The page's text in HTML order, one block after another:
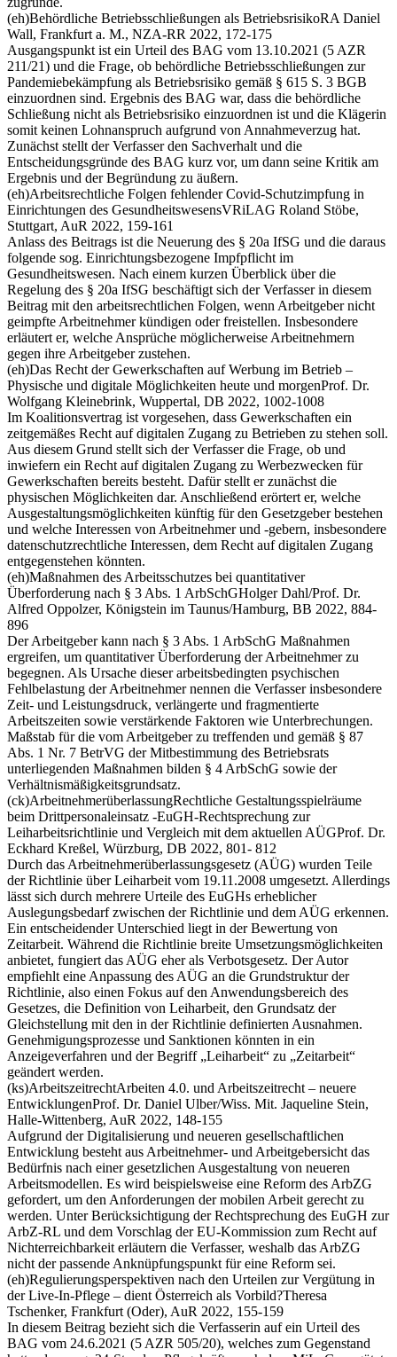
(eh)Behördliche Betriebsschließungen als BetriebsrisikoRA Daniel
Wall, Frankfurt a. M., NZA-RR 2022, 172-175
Ausgangspunkt ist ein Urteil des BAG vom 13.10.2021 (5 AZR
211/21) und die Frage, ob behördliche Betriebsschließungen zur
Pandemiebekämpfung als Betriebsrisiko gemäß § 615 S. 3 BGB
einzuordnen sind. Ergebnis des BAG war, dass die behördliche
Schließung nicht als Betriebsrisiko einzuordnen ist und die Klägerin
somit keinen Lohnanspruch aufgrund von Annahmeverzug hat.
Zunächst stellt der Verfasser den Sachverhalt und die
Entscheidungsgründe des BAG kurz vor, um dann seine Kritik am
Ergebnis und der Begründung zu äußern.
(eh)Arbeitsrechtliche Folgen fehlender Covid-Schutzimpfung in
Einrichtungen des GesundheitswesensVRiLAG Roland Stöbe,
Stuttgart, AuR 2022, 159-161
Anlass des Beitrags ist die Neuerung des § 20a IfSG und die daraus
folgende sog. Einrichtungsbezogene Impfpflicht im
Gesundheitswesen. Nach einem kurzen Überblick über die
Regelung des § 20a IfSG beschäftigt sich der Verfasser in diesem
Beitrag mit den arbeitsrechtlichen Folgen, wenn Arbeitgeber nicht
geimpfte Arbeitnehmer kündigen oder freistellen. Insbesondere
erläutert er, welche Ansprüche möglicherweise Arbeitnehmern
gegen ihre Arbeitgeber zustehen.
(eh)Das Recht der Gewerkschaften auf Werbung im Betrieb –
Physische und digitale Möglichkeiten heute und morgenProf. Dr.
Wolfgang Kleinebrink, Wuppertal, DB 2022, 1002-1008
Im Koalitionsvertrag ist vorgesehen, dass Gewerkschaften ein
zeitgemäßes Recht auf digitalen Zugang zu Betrieben zu stehen soll.
Aus diesem Grund stellt sich der Verfasser die Frage, ob und
inwiefern ein Recht auf digitalen Zugang zu Werbezwecken für
Gewerkschaften bereits besteht. Dafür stellt er zunächst die
physischen Möglichkeiten dar. Anschließend erörtert er, welche
Ausgestaltungsmöglichkeiten künftig für den Gesetzgeber bestehen
und welche Interessen von Arbeitnehmer und -gebern, insbesondere
datenschutzrechtliche Interessen, dem Recht auf digitalen Zugang
entgegenstehen könnten.
(eh)Maßnahmen des Arbeitsschutzes bei quantitativer
Überforderung nach § 3 Abs. 1 ArbSchGHolger Dahl/Prof. Dr.
Alfred Oppolzer, Königstein im Taunus/Hamburg, BB 2022, 884-
896
Der Arbeitgeber kann nach § 3 Abs. 1 ArbSchG Maßnahmen
ergreifen, um quantitativer Überforderung der Arbeitnehmer zu
begegnen. Als Ursache dieser arbeitsbedingten psychischen
Fehlbelastung der Arbeitnehmer nennen die Verfasser insbesondere
Zeit- und Leistungsdruck, verlängerte und fragmentierte
Arbeitszeiten sowie verstärkende Faktoren wie Unterbrechungen.
Maßstab für die vom Arbeitgeber zu treffenden und gemäß § 87
Abs. 1 Nr. 7 BetrVG der Mitbestimmung des Betriebsrats
unterliegenden Maßnahmen bilden § 4 ArbSchG sowie der
Verhältnismäßigkeitsgrundsatz.
(ck)ArbeitnehmerüberlassungRechtliche Gestaltungsspielräume
beim Drittpersonaleinsatz -EuGH-Rechtsprechung zur
Leiharbeitsrichtlinie und Vergleich mit dem aktuellen AÜGProf. Dr.
Eckhard Kreßel, Würzburg, DB 2022, 801- 812
Durch das Arbeitnehmerüberlassungsgesetz (AÜG) wurden Teile
der Richtlinie über Leiharbeit vom 19.11.2008 umgesetzt. Allerdings
lässt sich durch mehrere Urteile des EuGHs erheblicher
Auslegungsbedarf zwischen der Richtlinie und dem AÜG erkennen.
Ein entscheidender Unterschied liegt in der Bewertung von
Zeitarbeit. Während die Richtlinie breite Umsetzungsmöglichkeiten
anbietet, fungiert das AÜG eher als Verbotsgesetz. Der Autor
empfiehlt eine Anpassung des AÜG an die Grundstruktur der
Richtlinie, also einen Fokus auf den Anwendungsbereich des
Gesetzes, die Definition von Leiharbeit, den Grundsatz der
Gleichstellung mit den in der Richtlinie definierten Ausnahmen.
Genehmigungsprozesse und Sanktionen könnten in ein
Anzeigeverfahren und der Begriff „Leiharbeit“ zu „Zeitarbeit“
geändert werden.
(ks)ArbeitszeitrechtArbeiten 4.0. und Arbeitszeitrecht – neuere
EntwicklungenProf. Dr. Daniel Ulber/Wiss. Mit. Jaqueline Stein,
Halle-Wittenberg, AuR 2022, 148-155
Aufgrund der Digitalisierung und neueren gesellschaftlichen
Entwicklung besteht aus Arbeitnehmer- und Arbeitgebersicht das
Bedürfnis nach einer gesetzlichen Ausgestaltung von neueren
Arbeitsmodellen. Es wird beispielsweise eine Reform des ArbZG
gefordert, um den Anforderungen der mobilen Arbeit gerecht zu
werden. Unter Berücksichtigung der Rechtsprechung des EuGH zur
ArbZ-RL und dem Vorschlag der EU-Kommission zum Recht auf
Nichterreichbarkeit erläutern die Verfasser, weshalb das ArbZG
nicht der passende Anknüpfungspunkt für eine Reform sei.
(eh)Regulierungsperspektiven nach den Urteilen zur Vergütung in
der Live-In-Pflege – dient Österreich als Vorbild?Theresa
Tschenker, Frankfurt (Oder), AuR 2022, 155-159
In diesem Beitrag bezieht sich die Verfasserin auf ein Urteil des
BAG vom 24.6.2021 (5 AZR 505/20), welches zum Gegenstand